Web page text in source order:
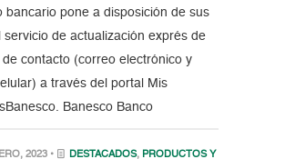
bancario pone a disposición de sus
servicio de actualización exprés de
contacto (correo electrónico y
a través del portal Mis
Banesco Banco
2023 • DESTACADOS, PRODUCTOS Y